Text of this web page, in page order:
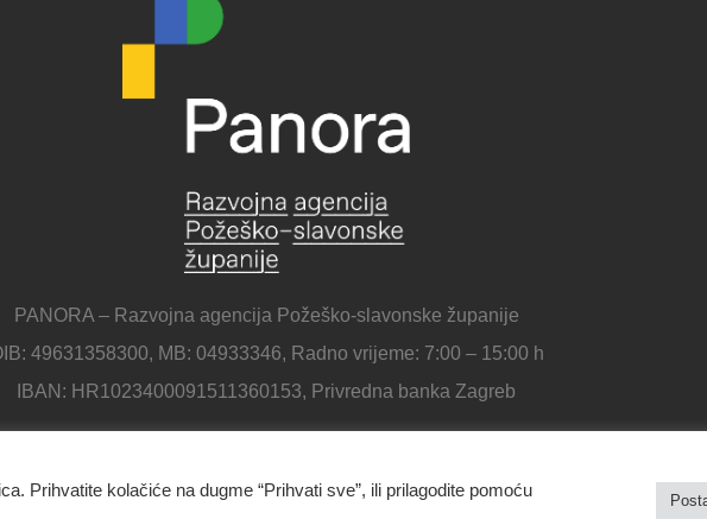
PANORA – Razvojna agencija Požeško-slavonske županije
49631358300, MB: 04933346, Radno vrijeme: 7:00 – 15:00 h
IBAN: HR1023400091511360153, Privredna banka Zagreb
Panora - Razvojna agencija Požeško-slavonske županije
Pravila privatnosti
Izjava o
Prihvatite kolačiće na dugme “Prihvati sve”, ili prilagodite pomoću